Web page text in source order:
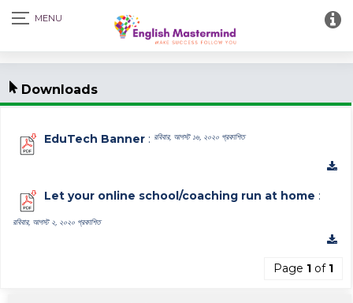
Downloads
EduTech Banner : রবিবার, আগস্ট ১৬, ২০২০ প্রকাশিত
Let your online school/coaching run at home :
রবিবার, আগস্ট ২, ২০২০ প্রকাশিত
Page 1 of 1